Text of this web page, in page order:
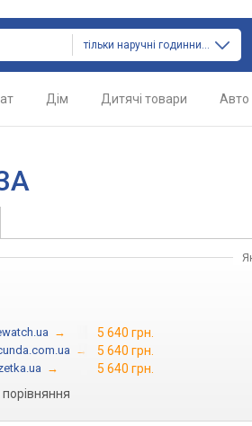
тільки наручні годинники
Дім Дитячі товари Авто
→ 5 640 грн.
→ 5 640 грн.
→
5 640 грн.